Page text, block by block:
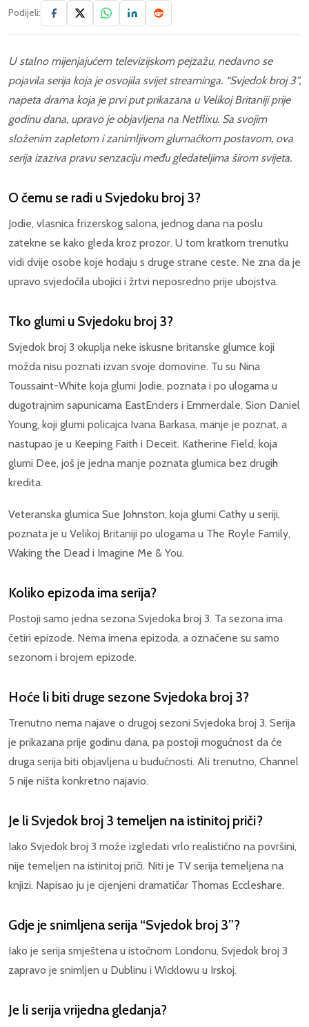
Podijeli:
U stalno mijenjajućem televizijskom pejzažu, nedavno se
pojavila serija koja je osvojila svijet streaminga. “Svjedok broj 3”,
napeta drama koja je prvi put prikazana u Velikoj Britaniji prije
godinu dana, upravo je objavljena na Netflixu. Sa svojim
složenim zapletom i zanimljivom glumačkom postavom, ova
serija izaziva pravu senzaciju među gledateljima širom svijeta.
O čemu se radi u Svjedoku broj 3?
Jodie, vlasnica frizerskog salona, jednog dana na poslu
zatekne se kako gleda kroz prozor. U tom kratkom trenutku
vidi dvije osobe koje hodaju s druge strane ceste. Ne zna da je
upravo svjedočila ubojici i žrtvi neposredno prije ubojstva.
Tko glumi u Svjedoku broj 3?
Svjedok broj 3 okuplja neke iskusne britanske glumce koji
možda nisu poznati izvan svoje domovine. Tu su Nina
Toussaint-White koja glumi Jodie, poznata i po ulogama u
dugotrajnim sapunicama EastEnders i Emmerdale. Sion Daniel
Young, koji glumi policajca Ivana Barkasa, manje je poznat, a
nastupao je u Keeping Faith i Deceit. Katherine Field, koja
glumi Dee, još je jedna manje poznata glumica bez drugih
kredita.
Veteranska glumica Sue Johnston, koja glumi Cathy u seriji,
poznata je u Velikoj Britaniji po ulogama u The Royle Family,
Waking the Dead i Imagine Me & You.
Koliko epizoda ima serija?
Postoji samo jedna sezona Svjedoka broj 3. Ta sezona ima
četiri epizode. Nema imena epizoda, a označene su samo
sezonom i brojem epizode.
Hoće li biti druge sezone Svjedoka broj 3?
Trenutno nema najave o drugoj sezoni Svjedoka broj 3. Serija
je prikazana prije godinu dana, pa postoji mogućnost da će
druga serija biti objavljena u budućnosti. Ali trenutno, Channel
5 nije ništa konkretno najavio.
Je li Svjedok broj 3 temeljen na istinitoj priči?
Iako Svjedok broj 3 može izgledati vrlo realistično na površini,
nije temeljen na istinitoj priči. Niti je TV serija temeljena na
knjizi. Napisao ju je cijenjeni dramatičar Thomas Eccleshare.
Gdje je snimljena serija “Svjedok broj 3”?
Iako je serija smještena u istočnom Londonu, Svjedok broj 3
zapravo je snimljen u Dublinu i Wicklowu u Irskoj.
Je li serija vrijedna gledanja?